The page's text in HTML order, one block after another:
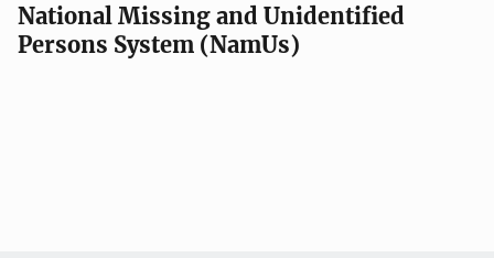
National Missing and Unidentified
Persons System (NamUs)